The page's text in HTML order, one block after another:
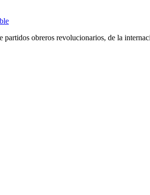
partidos obreros revolucionarios, de la